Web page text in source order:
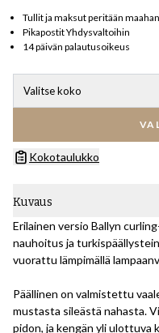
Tullit ja maksut peritään
Pikapostit Yhdysvaltoihin
14 päivän palautusoikeus
Valitse koko
Kokotaulukko
Kuvaus
Erilainen versio Ballyn
nauhoitus ja
vuorattu lämpimällä
Päällinen on valmistettu
mustasta sileästä nahasta.
pidon, ja kengän yli ulottuva